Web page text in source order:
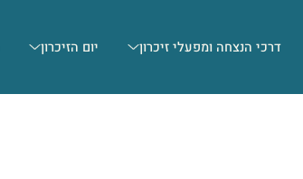
דרכי הנצחה ומפעלי זיכרון יום הזיכרון